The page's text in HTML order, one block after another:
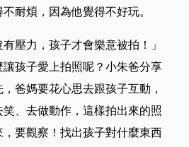
耐煩，因為他覺得不好玩。
有壓力，孩子才會樂意被拍！」
孩子愛上拍照呢？小朱爸分享
爸媽要花心思去跟孩子互動，
、去做動作，這樣拍出來的照
，要觀察！找出孩子對什麼東西